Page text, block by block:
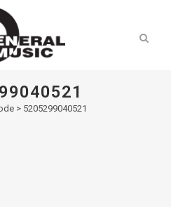
> 5205299040521